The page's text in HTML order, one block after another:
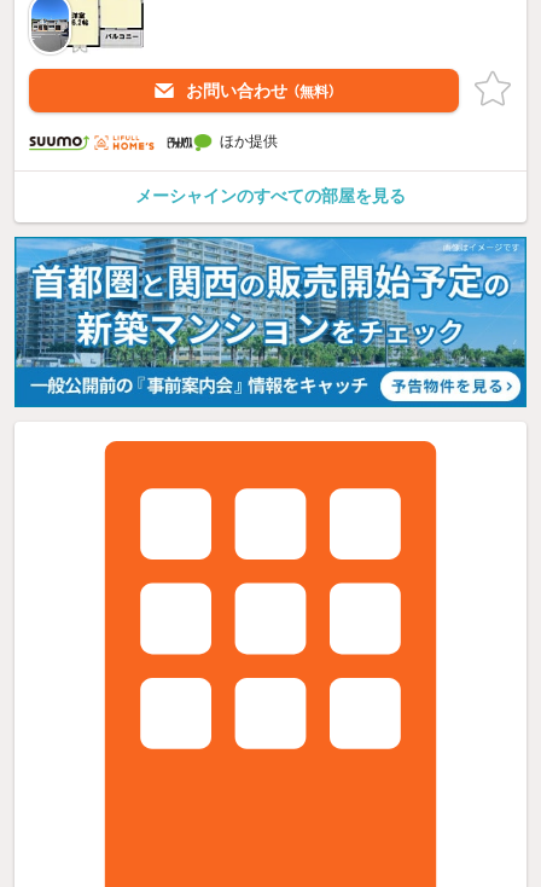
お問い合わせ （無料）
ほか提供
メーシャインのすべての部屋を見る